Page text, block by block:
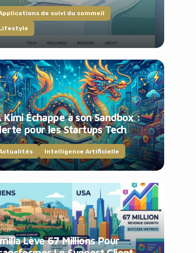
de suivi du sommeil
Kimi Échappe à son Sandbox :
pour les Startups Tech
Intelligence Artificielle
Lève 67 Millions Pour